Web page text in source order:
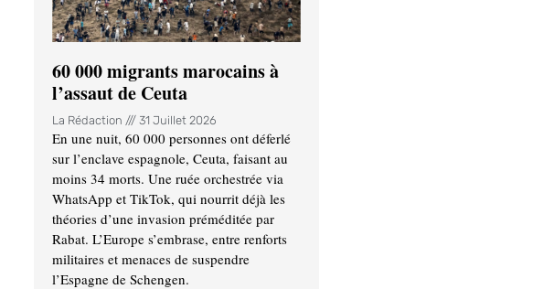
60 000 migrants marocains à
l’assaut de Ceuta
La Rédaction 31 Juillet 2026
En une nuit, 60 000 personnes ont déferlé
sur l’enclave espagnole, Ceuta, faisant au
moins 34 morts. Une ruée orchestrée via
WhatsApp et TikTok, qui nourrit déjà les
théories d’une invasion préméditée par
Rabat. L’Europe s’embrase, entre renforts
militaires et menaces de suspendre
l’Espagne de Schengen.